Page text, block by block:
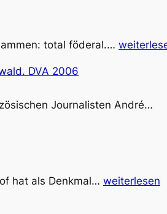
total föderal.… Die
DVA 2006
Journalisten André…
hat als Denkmal… Otfried
weiterlesen